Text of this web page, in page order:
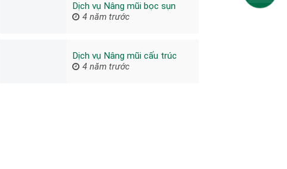
Dịch vụ Nâng mũi bọc sụn
4 năm trước
Dịch vụ Nâng mũi cấu trúc
4 năm trước